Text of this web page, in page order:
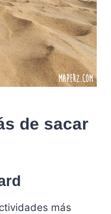
de sacar
más